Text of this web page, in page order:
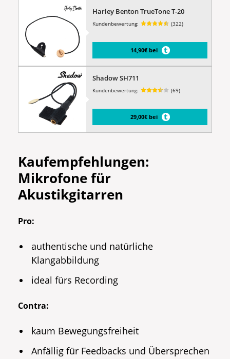
Harley Benton TrueTone T-20
Kundenbewertung: (322)
14,90€ bei
Shadow SH711
Kundenbewertung: (69)
29,00€ bei
Kaufempfehlungen:
Mikrofone für
Akustikgitarren
Pro:
authentische und natürliche
Klangabbildung
ideal fürs Recording
Contra:
kaum Bewegungsfreiheit
Anfällig für Feedbacks und Übersprechen